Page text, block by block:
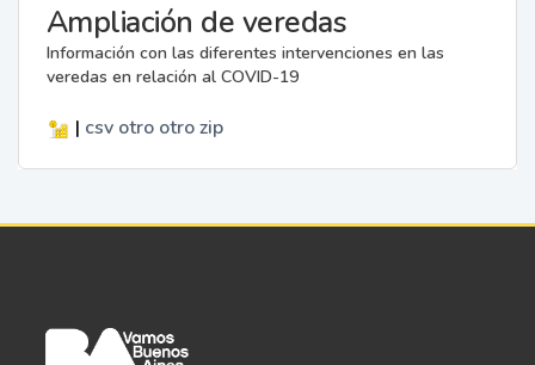
Ampliación de veredas
Información con las diferentes intervenciones en las
veredas en relación al COVID-19
| csv otro otro zip